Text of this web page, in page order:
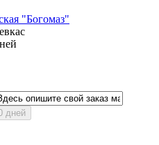
"Богомаз"
дней